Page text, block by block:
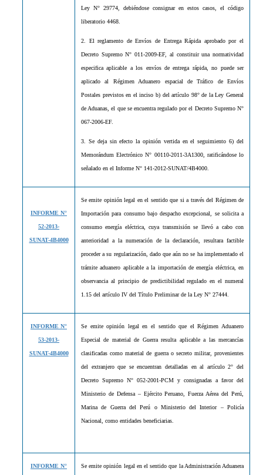
Ley N° 29774, debiéndose consignar en estos casos, el código
liberatorio 4468.
2. El reglamento de Envíos de Entrega Rápida aprobado por el
Decreto Supremo N° 011-2009-EF, al constituir una normatividad
especifica aplicable a los envíos de entrega rápida, no puede ser
aplicado al Régimen Aduanero espacial de Tráfico de Envíos
Postales previstos en el inciso b) del artículo 98° de la Ley General
de Aduanas, el que se encuentra regulado por el Decreto Supremo N°
067-2006-EF.
3. Se deja sin efecto la opinión vertida en el seguimiento 6) del
Memorándum Electrónico N° 00110-2011-3A1300, ratificándose lo
señalado en el Informe N° 141-2012-SUNAT/4B4000.
INFORME N°
52-2013-
SUNAT-4B4000
Se emite opinión legal en el sentido que si a través del Régimen de
Importación para consumo bajo despacho excepcional, se solicita a
consumo energía eléctrica, cuya transmisión se llevó a cabo con
anterioridad a la numeración de la declaración, resultara factible
proceder a su regularización, dado que aún no se ha implementado el
trámite aduanero aplicable a la importación de energía eléctrica, en
observancia al principio de predictibilidad regulado en el numeral
1.15 del artículo IV del Título Preliminar de la Ley N° 27444.
INFORME N°
53-2013-
SUNAT-4B4000
Se emite opinión legal en el sentido que el Régimen Aduanero
Especial de material de Guerra resulta aplicable a las mercancías
clasificadas como material de guerra o secreto militar, provenientes
del extranjero que se encuentran detalladas en al artículo 2° del
Decreto Supremo N° 052-2001-PCM y consignadas a favor del
Ministerio de Defensa – Ejército Peruano, Fuerza Aérea del Perú,
Marina de Guerra del Perú o Ministerio del Interior – Policía
Nacional, como entidades beneficiarias.
INFORME N° Se emite opinión legal en el sentido que la Administración Aduanera